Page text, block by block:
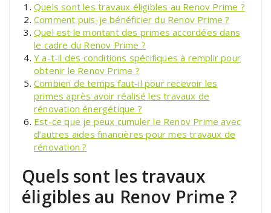
Quels sont les travaux éligibles au Renov Prime ?
Comment puis-je bénéficier du Renov Prime ?
Quel est le montant des primes accordées dans
le cadre du Renov Prime ?
Y a-t-il des conditions spécifiques à remplir pour
obtenir le Renov Prime ?
Combien de temps faut-il pour recevoir les
primes après avoir réalisé les travaux de
rénovation énergétique ?
Est-ce que je peux cumuler le Renov Prime avec
d’autres aides financières pour mes travaux de
rénovation ?
Quels sont les travaux
éligibles au Renov Prime ?